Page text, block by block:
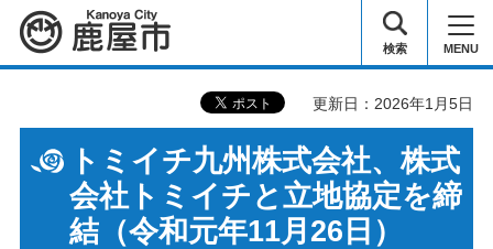
鹿屋市 検索 MENU
更新日：2026年1月5日
トミイチ九州株式会社、株式
会社トミイチと立地協定を締
結（令和元年11月26日）